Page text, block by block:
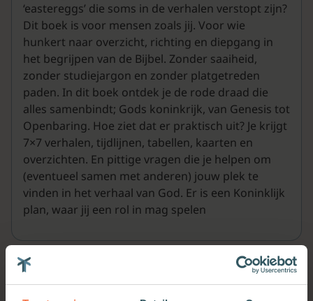
‘eastereggs’ die soms in de verhalen verstopt zijn?
Dit boek is voor mensen zoals jij. Voor wie
hunkert naar overzicht, richting en diepgang in
het begrijpen van de Bijbel. Zonder saaiheid,
zonder studiejargon en zonder platgetreden
paden. In dit boek ontdek je de rode draad die
alles samenbindt; Gods koninkrijk, van Genesis tot
Openbaring. Hoe ziet dat er praktisch uit? Je krijgt
7×7 verhalen, tijdlijnen, tabellen, kaarten en
overzichten. En pittige vragen die je helpen om
(eventueel samen met anderen) jouw plek te
vinden in het verhaal van God. Er is een Koninklijk
plan, waar jij een rol in mag spelen